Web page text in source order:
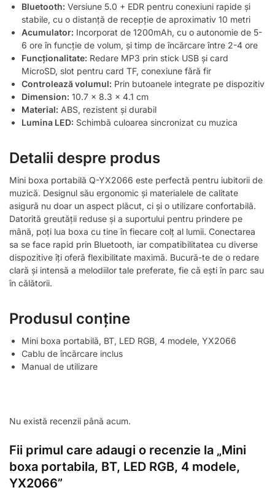
Bluetooth: Versiune 5.0 + EDR pentru conexiuni rapide și
stabile, cu o distanță de recepție de aproximativ 10 metri
Acumulator: Incorporat de 1200mAh, cu o autonomie de 5-
6 ore în funcție de volum, și timp de încărcare între 2-4 ore
Funcționalitate: Redare MP3 prin stick USB și card
MicroSD, slot pentru card TF, conexiune fără fir
Controlează volumul: Prin butoanele integrate pe dispozitiv
Dimension: 10.7 x 8.3 x 4.1 cm
Material: ABS, rezistent și durabil
Lumina LED: Schimbă culoarea sincronizat cu muzica
Detalii despre produs
Mini boxa portabilă Q-YX2066 este perfectă pentru iubitorii de
muzică. Designul său ergonomic și materialele de calitate
asigură nu doar un aspect plăcut, ci și o utilizare confortabilă.
Datorită greutății reduse și a suportului pentru prindere pe
mână, poți lua boxa cu tine în fiecare colț al lumii. Conectarea
sa se face rapid prin Bluetooth, iar compatibilitatea cu diverse
dispozitive îți oferă flexibilitate maximă. Bucură-te de o redare
clară și intensă a melodiilor tale preferate, fie că ești în parc sau
în călătorii.
Produsul conține
Mini boxa portabilă, BT, LED RGB, 4 modele, YX2066
Cablu de încărcare inclus
Manual de utilizare
Nu există recenzii până acum.
Fii primul care adaugi o recenzie la „Mini
boxa portabila, BT, LED RGB, 4 modele,
YX2066”